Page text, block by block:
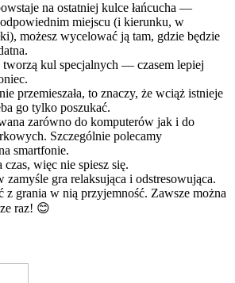
na ostatniej kulce łańcucha —
miejscu (i kierunku, w
możesz wycelować ją tam, gdzie będzie
kul specjalnych — czasem lepiej
przemieszała, to znaczy, że wciąż istnieje
go tylko poszukać.
zarówno do komputerów jak i do
Szczególnie polecamy
smartfonie.
czas, więc nie spiesz się.
gra relaksująca i odstresowująca.
z grania w nią przyjemność. Zawsze można
raz! 😊